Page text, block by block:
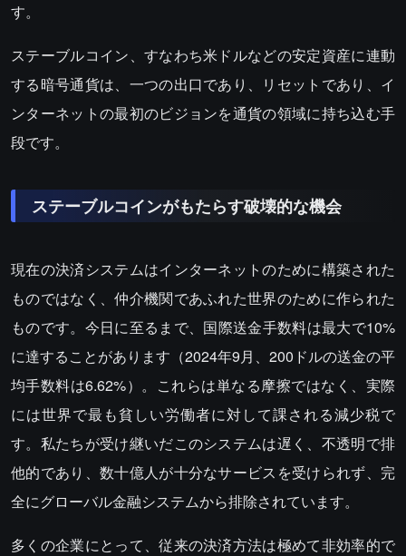
す。
ステーブルコイン、すなわち米ドルなどの安定資産に連動
する暗号通貨は、一つの出口であり、リセットであり、イ
ンターネットの最初のビジョンを通貨の領域に持ち込む手
段です。
ステーブルコインがもたらす破壊的な機会
現在の決済システムはインターネットのために構築された
ものではなく、仲介機関であふれた世界のために作られた
ものです。今日に至るまで、国際送金手数料は最大で10%
に達することがあります（2024年9月、200ドルの送金の平
均手数料は6.62%）。これらは単なる摩擦ではなく、実際
には世界で最も貧しい労働者に対して課される減少税で
す。私たちが受け継いだこのシステムは遅く、不透明で排
他的であり、数十億人が十分なサービスを受けられず、完
全にグローバル金融システムから排除されています。
多くの企業にとって、従来の決済方法は極めて非効率的で